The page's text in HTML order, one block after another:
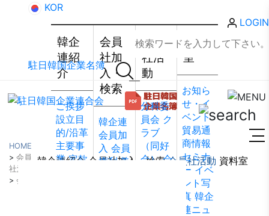
韓企
連紹
介
ご挨拶
設立目
的/沿革
主要事
業 定款
会員
社加
入・
検索
韓企連
会員加
入 会員
権利·義
会員
社活
動
分科委
員会 ク
ラブ
（同好
会） 会
資料
室
お知ら
せ・イ
ベント
貿易通
商情報
セミナ
ー イベ
ント写
真 韓企
連ニュ
駐日韓国企業名簿
KOR
LOGIN
韓企連紹介 会員社加入・検索 会員社活動 資料室
HOME
> 会員
社活動
> 会員社からのお知らせ